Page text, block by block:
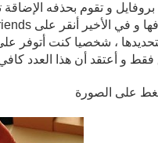
و تقوم بحذفه
على الصورة